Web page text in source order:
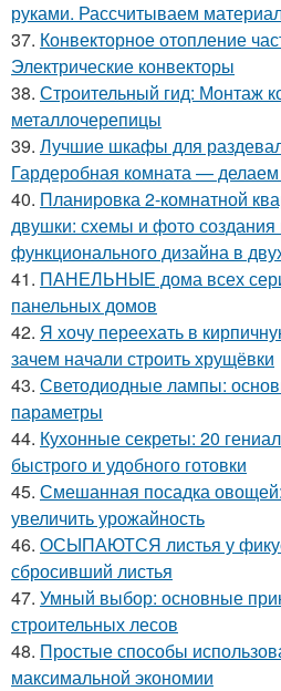
руками. Рассчитываем
37. Конвекторное отопление
Электрические конвекторы
38. Строительный гид: Монтаж
металлочерепицы
39. Лучшие шкафы для
Гардеробная комната — делаем
40. Планировка 2-комнатной
двушки: схемы и фото создания
функционального дизайна в
41. ПАНЕЛЬНЫЕ дома всех
панельных домов
42. Я хочу переехать в
зачем начали строить хрущёвки
43. Светодиодные лампы:
параметры
44. Кухонные секреты: 20
быстрого и удобного готовки
45. Смешанная посадка овощей:
увеличить урожайность
46. ОСЫПАЮТСЯ листья у
сбросивший листья
47. Умный выбор: основные
строительных лесов
48. Простые способы
максимальной экономии